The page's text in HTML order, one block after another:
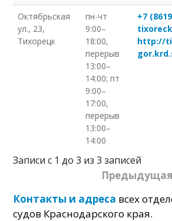
Октябрьская
ул., 23,
Тихорецк
пн-чт
9:00–
18:00,
перерыв
13:00–
14:00; пт
9:00–
17:00,
перерыв
13:00–
14:00
+7
http://
Записи с 1 до 3 из 3 записей
Предыдущая
Контакты и адреса всех
судов Краснодарского края.